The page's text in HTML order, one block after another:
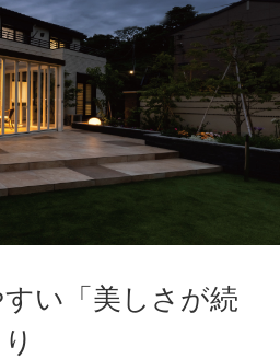
い「美しさが続